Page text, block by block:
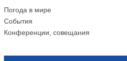
Погода в мире
События
Конференции, совещания